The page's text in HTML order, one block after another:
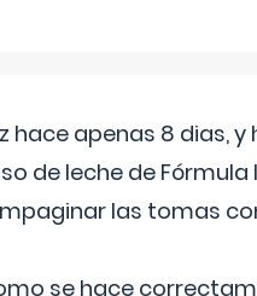
hace apenas 8 dias,
de leche de
las tomas
se hace